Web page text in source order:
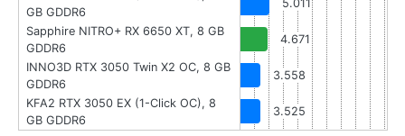
GB GDDR6
5.011
Sapphire NITRO+ RX 6650 XT, 8 GB
GDDR6
4.671
INNO3D RTX 3050 Twin X2 OC, 8 GB
GDDR6
3.558
KFA2 RTX 3050 EX (1-Click OC), 8
GB GDDR6
3.525